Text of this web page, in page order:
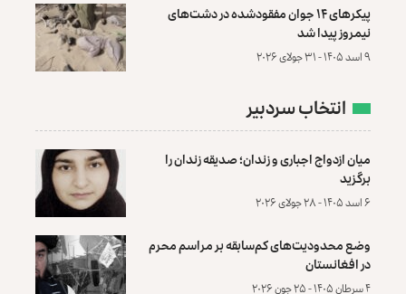
پیکرهای ۱۴ جوان مفقودشده در دشت‌های
نیمروز پیدا شد
۹ اسد ۱۴۰۵ - ۳۱ جولای ۲۰۲۶
انتخاب سردبیر
میان ازدواج اجباری و زندان؛ صدیقه زندان را
برگزید
۶ اسد ۱۴۰۵ - ۲۸ جولای ۲۰۲۶
وضع محدودیت‌های کم‌سابقه بر مراسم محرم
در افغانستان
۴ سرطان ۱۴۰۵ - ۲۵ جون ۲۰۲۶